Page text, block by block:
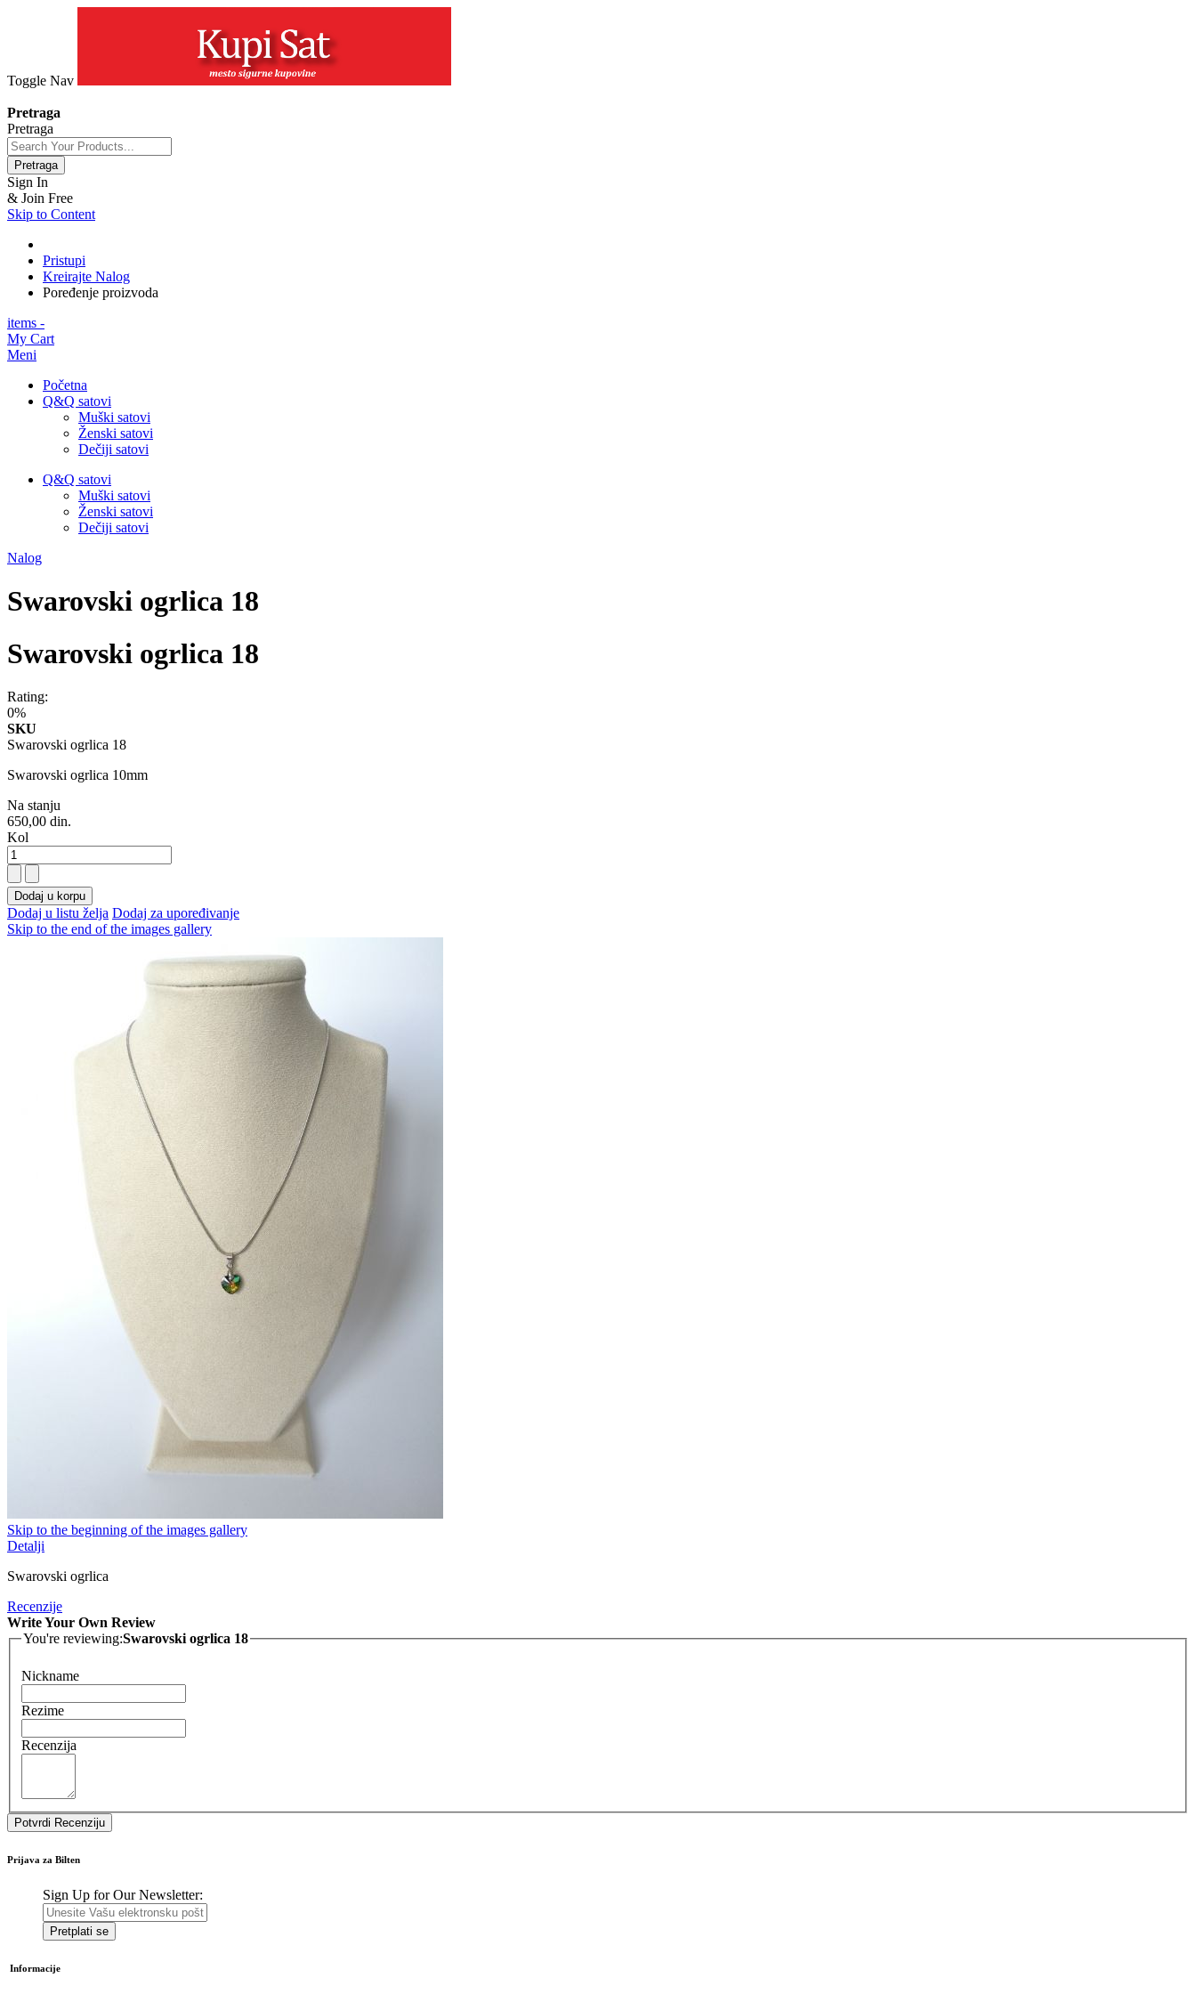
Toggle Nav
Pretraga
Pretraga
Pretraga
Sign In
& Join Free
Skip to Content
Pristupi
Kreirajte Nalog
Poređenje proizvoda
items -
My Cart
Meni
Početna
Q&Q satovi
Muški satovi
Ženski satovi
Dečiji satovi
Q&Q satovi
Muški satovi
Ženski satovi
Dečiji satovi
Nalog
Swarovski ogrlica 18
Swarovski ogrlica 18
Rating:
0%
SKU
Swarovski ogrlica 18
Swarovski ogrlica 10mm
Na stanju
650,00 din.
Kol
Dodaj u korpu
Dodaj u listu želja Dodaj za upoređivanje
Skip to the end of the images gallery
Skip to the beginning of the images gallery
Detalji
Swarovski ogrlica
Recenzije
Write Your Own Review
You're reviewing:Swarovski ogrlica 18
Nickname
Rezime
Recenzija
Potvrdi Recenziju
Prijava za Bilten
Sign Up for Our Newsletter:
Pretplati se
Informacije